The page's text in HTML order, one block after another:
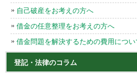
自己破産をお考えの方へ
借金の任意整理をお考えの方へ
借金問題を解決するための費用につ
登記・法律のコラム